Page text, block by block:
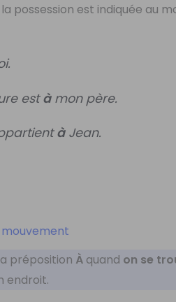
possession est indiquée au
estàmon père.
àJean.
mouvement
préposition À quand on se
endroit.